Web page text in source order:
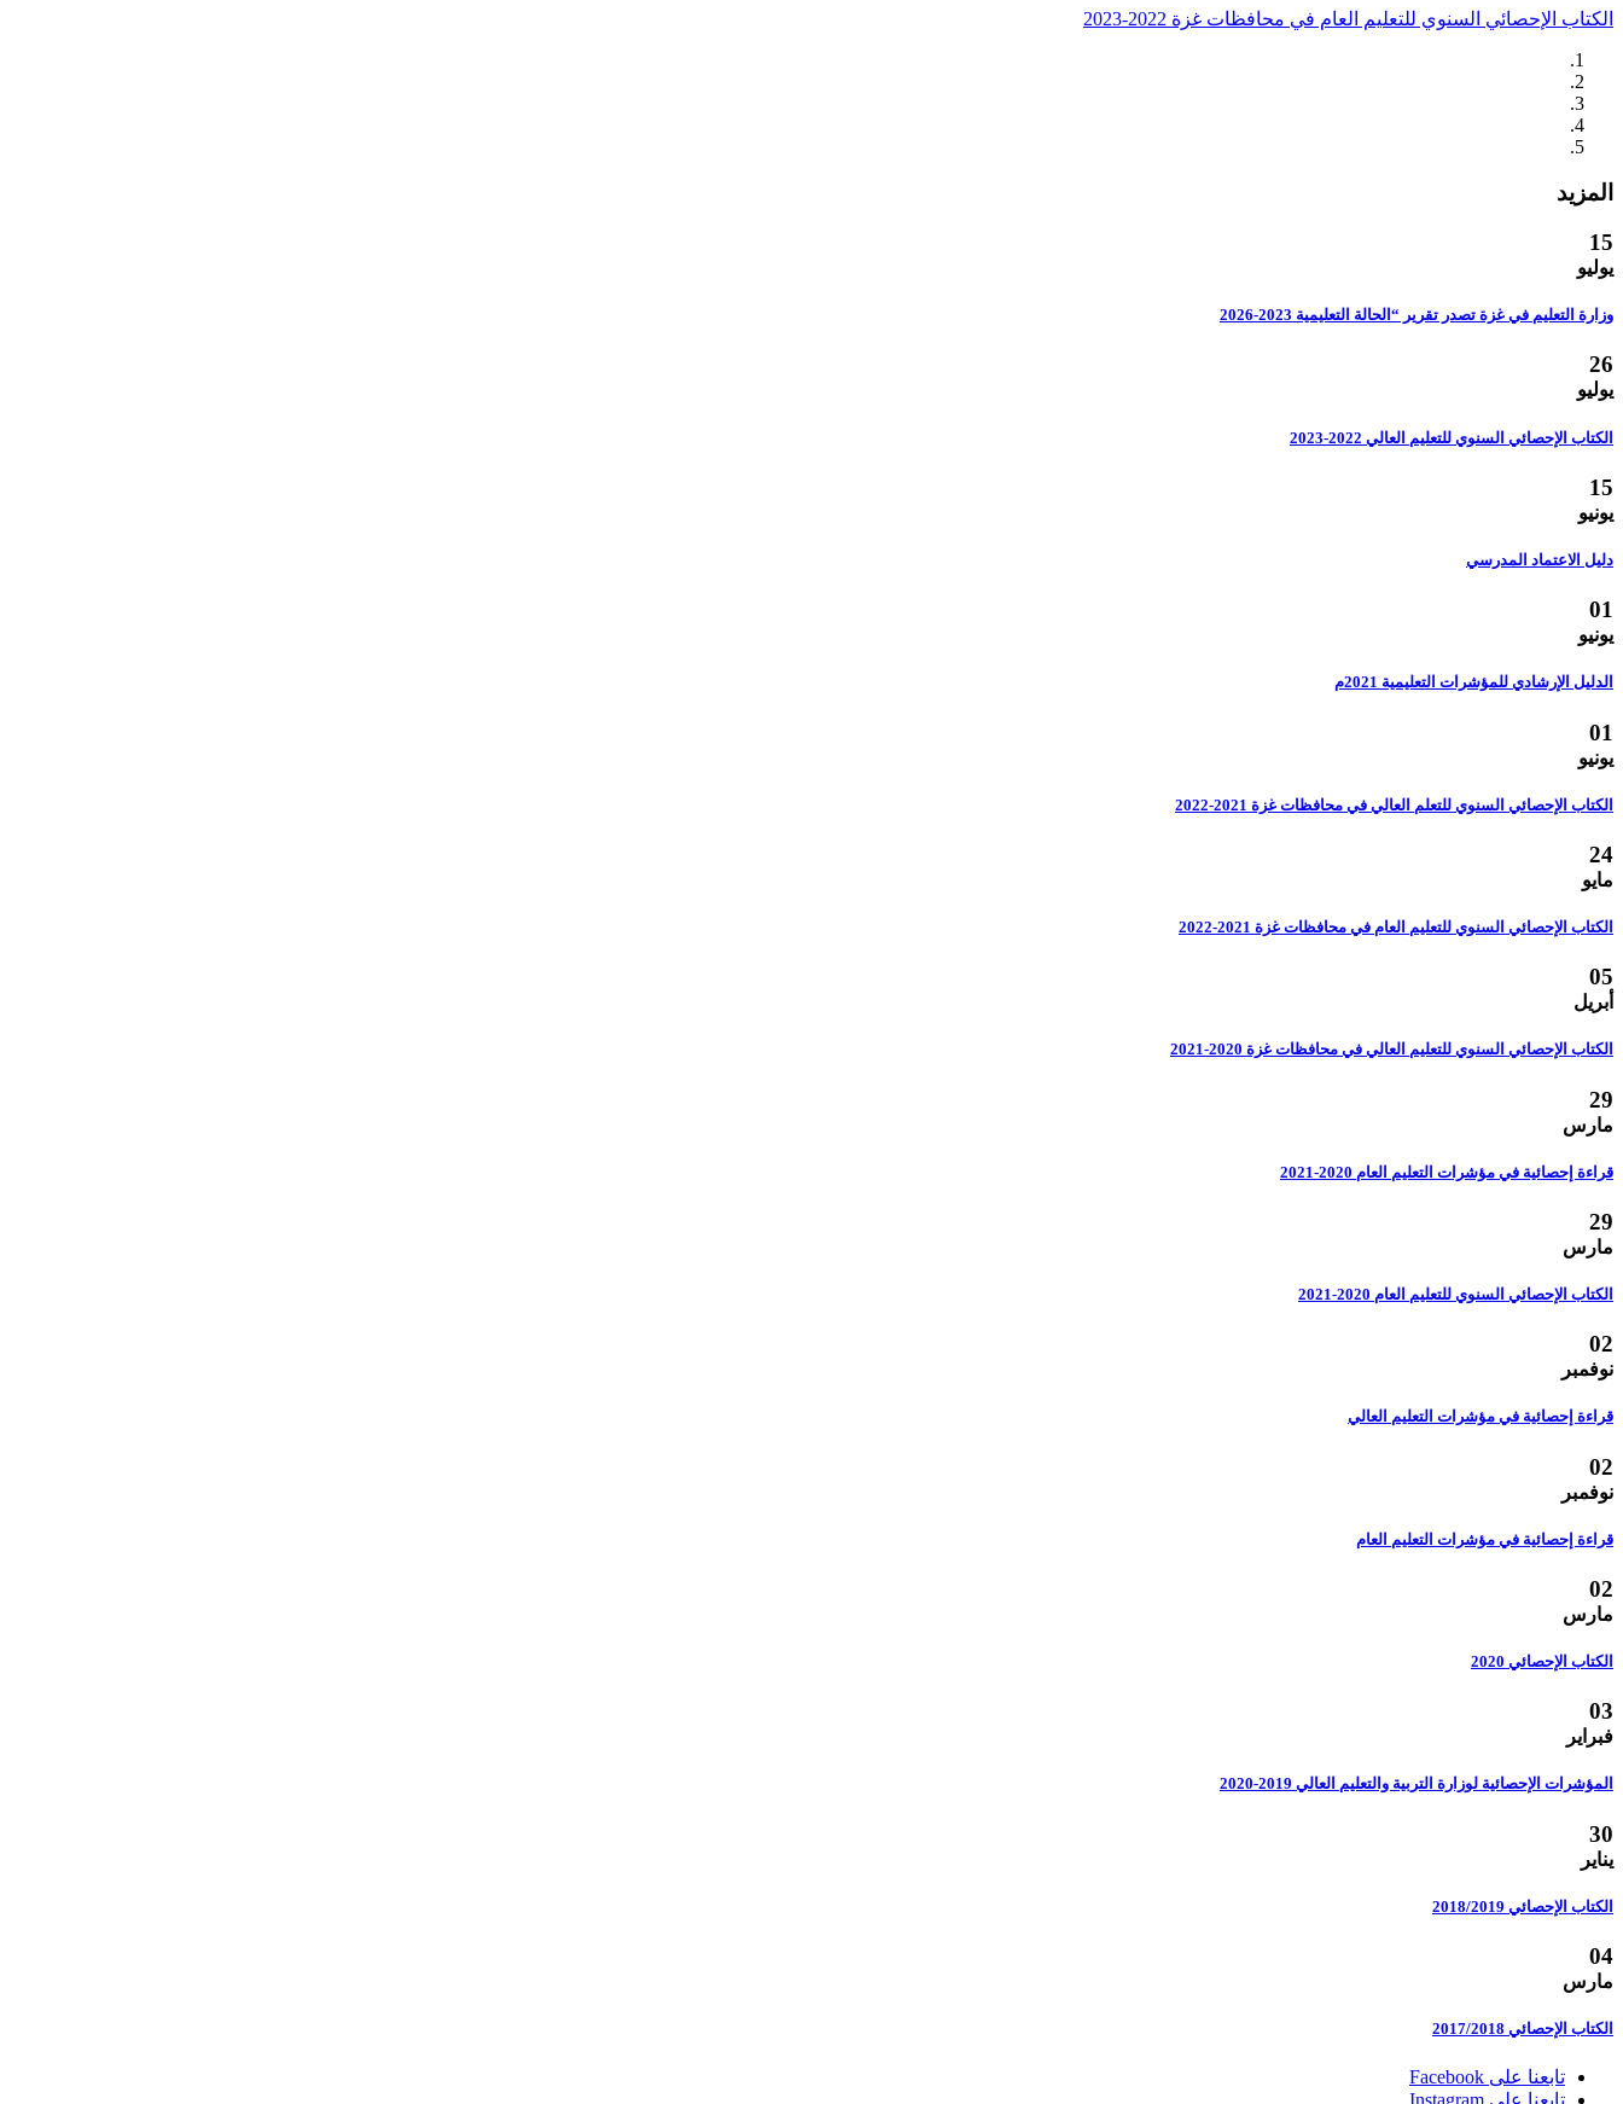
الكتاب الإحصائي السنوي للتعليم العام في محافظات غزة 2022-2023
المزيد
15
يوليو
وزارة التعليم في غزة تصدر تقرير “الحالة التعليمية 2023-2026
26
يوليو
الكتاب الإحصائي السنوي للتعليم العالي 2022-2023
15
يونيو
دليل الاعتماد المدرسي
01
يونيو
الدليل الإرشادي للمؤشرات التعليمية 2021م
01
يونيو
الكتاب الإحصائي السنوي للتعلم العالي في محافظات غزة 2021-2022
24
مايو
الكتاب الإحصائي السنوي للتعليم العام في محافظات غزة 2021-2022
05
أبريل
الكتاب الإحصائي السنوي للتعليم العالي في محافظات غزة 2020-2021
29
مارس
قراءة إحصائية في مؤشرات التعليم العام 2020-2021
29
مارس
الكتاب الإحصائي السنوي للتعليم العام 2020-2021
02
نوفمبر
قراءة إحصائية في مؤشرات التعليم العالي
02
نوفمبر
قراءة إحصائية في مؤشرات التعليم العام
02
مارس
الكتاب الإحصائي 2020
03
فبراير
المؤشرات الإحصائية لوزارة التربية والتعليم العالي 2019-2020
30
يناير
الكتاب الإحصائي 2018/2019
04
مارس
الكتاب الإحصائي 2017/2018
تابعنا على Facebook